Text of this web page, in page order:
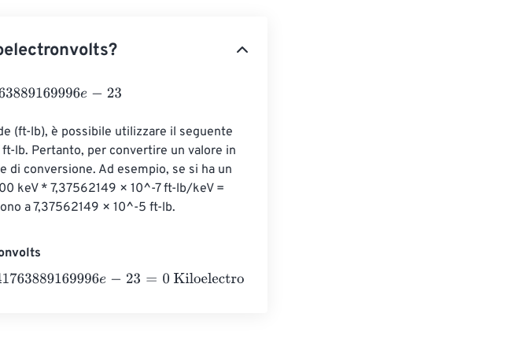
e-23
(ft-lb), è possibile utilizzare il seguente
lb. Pertanto, per convertire un valore in
conversione. Ad esempio, se si ha un
keV * 7,37562149 × 10^-7 ft-lb/keV =
a 7,37562149 × 10^-5 ft-lb.
e-23=0 Kiloelectronvolts